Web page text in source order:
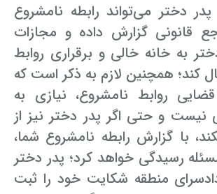
دختر می‌تواند رابطه نامشروع
قانونی گزارش داده و مجازات
به خانه خالی و برقراری روابط
کند؛ همچنین لازم به ذکر است که
روابط نامشروع، نیازی به
و حتی اگر پدر دختر نیز از
با گزارش رابطه نامشروع شما،
رسیدگی خواهد کرد؛ پدر دختر
منطقه‌ شکایت خود را ثبت